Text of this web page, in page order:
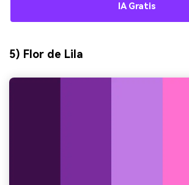
IA Gratis
5) Flor de Lila